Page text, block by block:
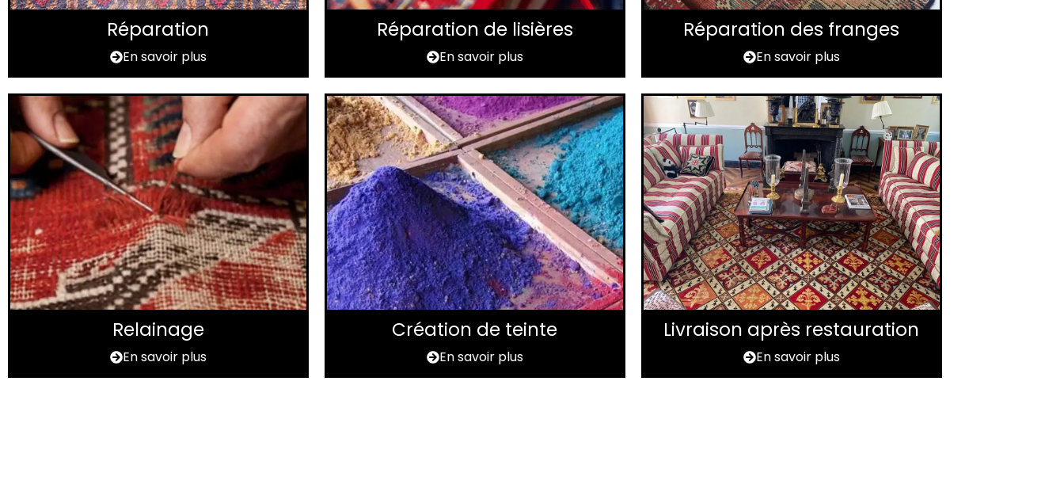
Réparation
En savoir plus
Réparation de lisières
En savoir plus
Réparation des franges
En savoir plus
Relainage
En savoir plus
Création de teinte
En savoir plus
Livraison après restauration
En savoir plus